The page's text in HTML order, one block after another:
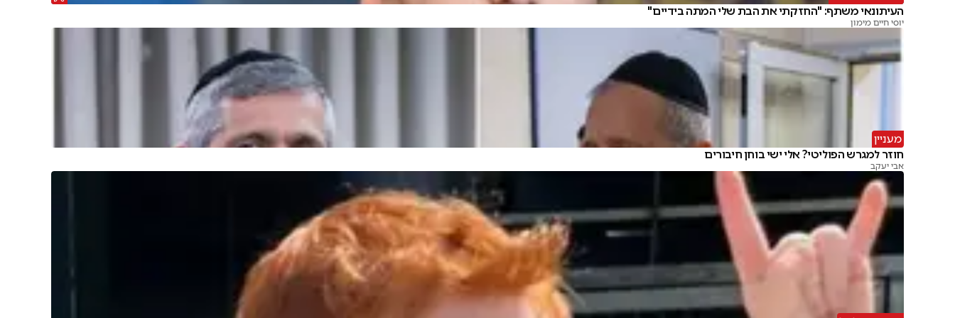
העיתונאי משתף: "החזקתי את הבת שלי המתה בידיים"
יוסי חיים מימון
מעניין
חוזר למגרש הפוליטי? אלי ישי בוחן חיבורים
אבי יעקב